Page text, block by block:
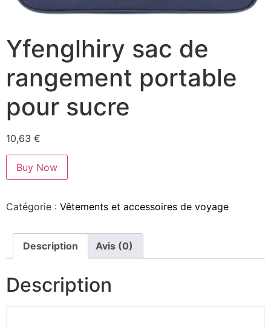
Yfenglhiry sac de
rangement portable
pour sucre
10,63 €
Buy Now
Catégorie : Vêtements et accessoires de voyage
Description Avis (0)
Description